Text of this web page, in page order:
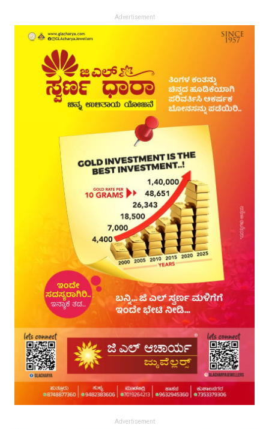
Advertisement
Advertisement